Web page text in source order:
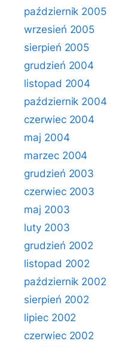
październik 2005
wrzesień 2005
sierpień 2005
grudzień 2004
listopad 2004
październik 2004
czerwiec 2004
maj 2004
marzec 2004
grudzień 2003
czerwiec 2003
maj 2003
luty 2003
grudzień 2002
listopad 2002
październik 2002
sierpień 2002
lipiec 2002
czerwiec 2002